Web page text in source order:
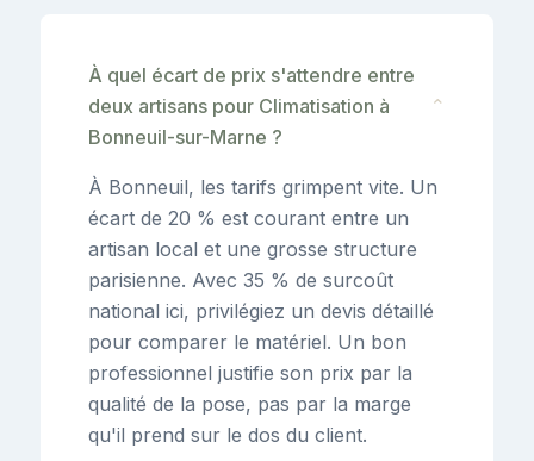
À quel écart de prix s'attendre entre
deux artisans pour Climatisation à
Bonneuil-sur-Marne ?
⌄
À Bonneuil, les tarifs grimpent vite. Un
écart de 20 % est courant entre un
artisan local et une grosse structure
parisienne. Avec 35 % de surcoût
national ici, privilégiez un devis détaillé
pour comparer le matériel. Un bon
professionnel justifie son prix par la
qualité de la pose, pas par la marge
qu'il prend sur le dos du client.